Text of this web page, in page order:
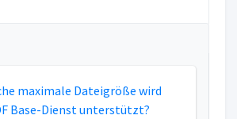
Base-Dienst unterstützt?